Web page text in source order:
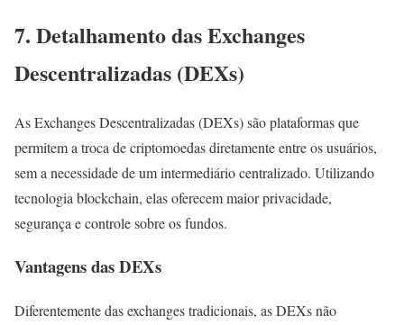
7. Detalhamento das Exchanges
Descentralizadas (DEXs)
As Exchanges Descentralizadas (DEXs) são plataformas que
permitem a troca de criptomoedas diretamente entre os usuários,
sem a necessidade de um intermediário centralizado. Utilizando
tecnologia blockchain, elas oferecem maior privacidade,
segurança e controle sobre os fundos.
Vantagens das DEXs
Diferentemente das exchanges tradicionais, as DEXs não